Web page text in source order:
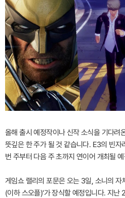
올해 출시 예정작이나 신작 소식을 기다려
뜻깊은 한 주가 될 것 같습니다. E3의 빈자
번 주부터 다음 주 초까지 연이어 개최될
게임쇼 랠리의 포문은 오는 3일, 소니의 자
(이하 스오플)'가 장식할 예정입니다. 지난